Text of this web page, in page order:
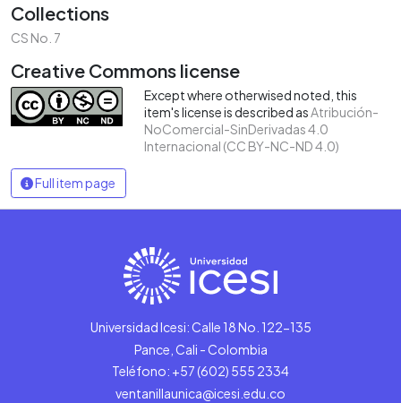
Collections
CS No. 7
Creative Commons license
Except where otherwised noted, this
item's license is described asAtribución-
NoComercial-SinDerivadas 4.0
Internacional (CC BY-NC-ND 4.0)
Full item page
Universidad Icesi: Calle 18 No. 122-135
Pance, Cali - Colombia
Teléfono: +57 (602) 555 2334
ventanillaunica@icesi.edu.co